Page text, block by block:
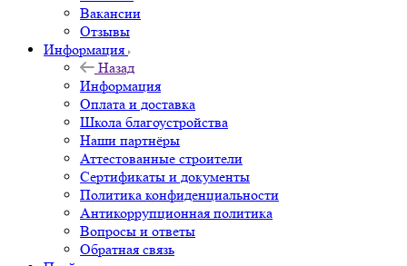
Вакансии
Отзывы
Информация
Назад
Информация
Оплата и доставка
Школа благоустройства
Наши партнёры
Аттестованные строители
Сертификаты и документы
Политика конфиденциальности
Антикоррупционная политика
Вопросы и ответы
Обратная связь